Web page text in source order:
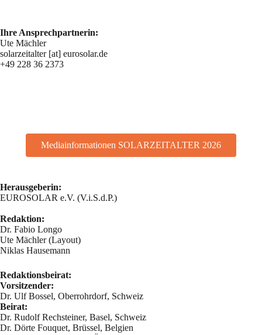
Ihre Ansprechpartnerin:
Ute Mächler
solarzeitalter [at] eurosolar.de
+49 228 36 2373
Mediainformationen SOLARZEITALTER 2026
Herausgeberin:
EUROSOLAR e.V. (V.i.S.d.P.)
Redaktion:
Dr. Fabio Longo
Ute Mächler (Layout)
Niklas Hausemann
Redaktionsbeirat:
Vorsitzender:
Dr. Ulf Bossel, Oberrohrdorf, Schweiz
Beirat:
Dr. Rudolf Rechsteiner, Basel, Schweiz
Dr. Dörte Fouquet, Brüssel, Belgien